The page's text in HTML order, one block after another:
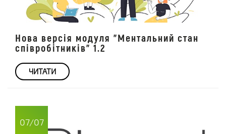
Нова версія модуля "Ментальний стан
співробітників" 1.2
ЧИТАТИ
07/07